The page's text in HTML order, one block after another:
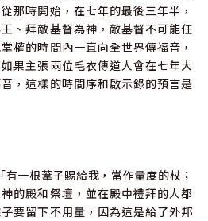
那時開始，在七年的最後三年半，
、拜敵基督為神，敵基督不可能任
權的時間內一直向全世界傳福音，
果主張兩位毛衣傳道人會在七年大
，這樣的時間序和啟示錄的預言是
一根葦子賜給我，當作量度的杖；
的殿和祭壇，並在殿中禮拜的人都
要留下不用量，因為這是給了外邦